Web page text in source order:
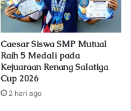
Caesar Siswa SMP Mutual
Raih 5 Medali pada
Kejuaraan Renang Salatiga
Cup 2026
2 hari ago